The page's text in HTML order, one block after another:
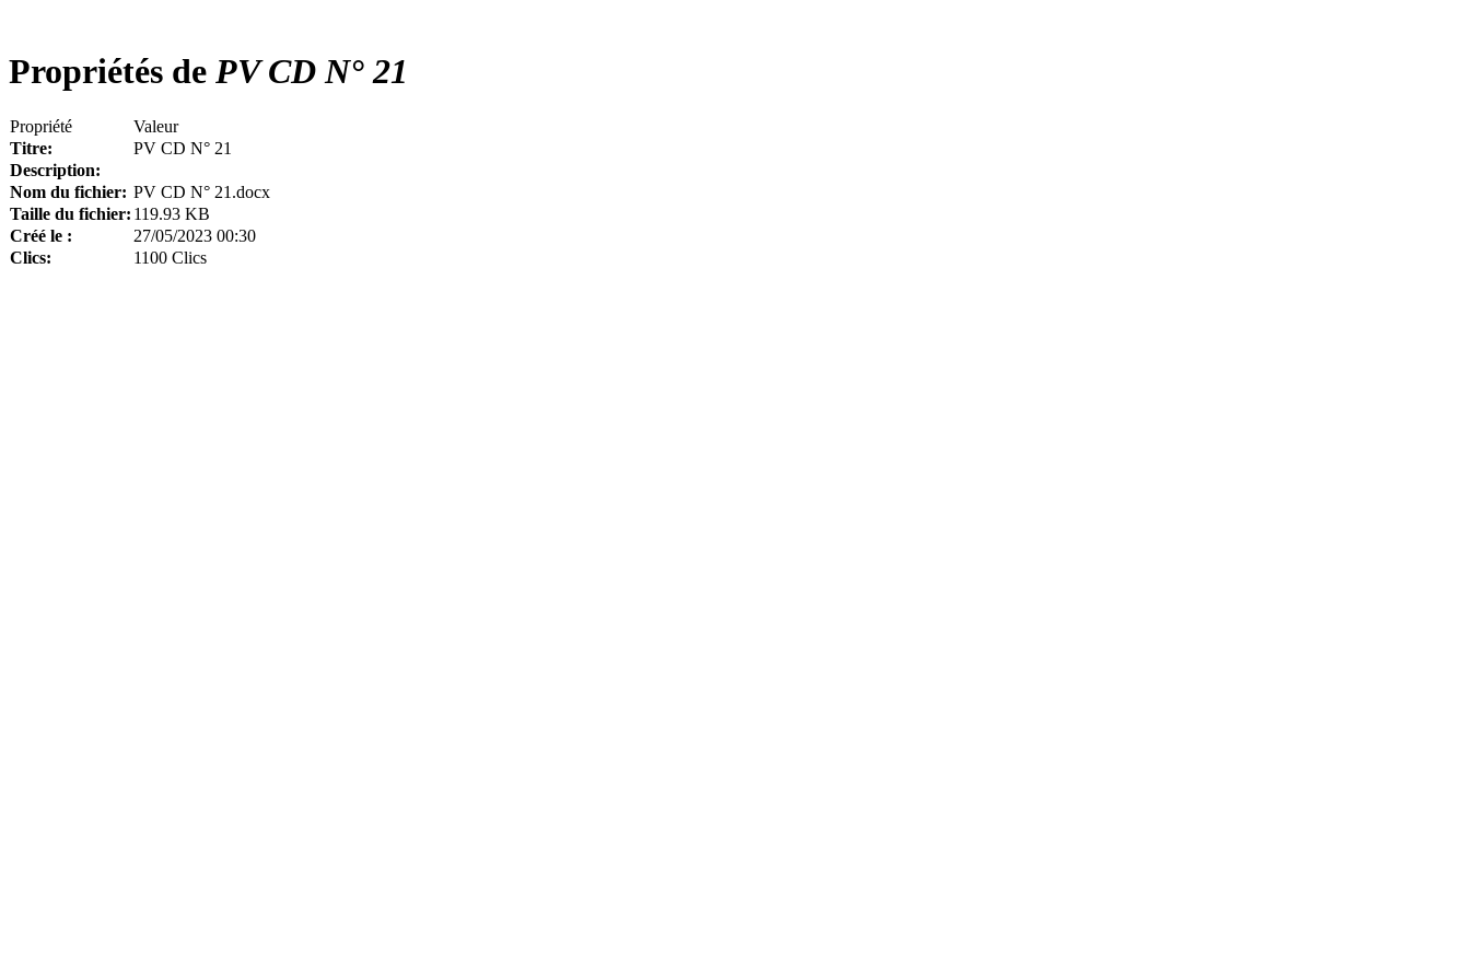
Propriétés de PV CD N° 21
Propriété
Valeur
Titre:
PV CD N° 21
Description:
Nom du fichier: PV CD N° 21.docx
Taille du fichier: 119.93 KB
Créé le :
27/05/2023 00:30
Clics:
1100 Clics